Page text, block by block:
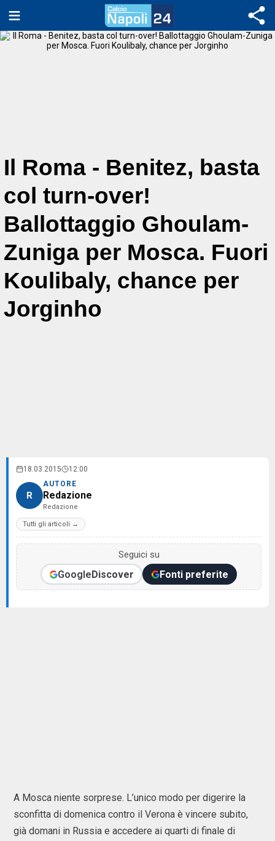
Il Roma - Benitez, basta
col turn-over!
Ballottaggio Ghoulam-
Zuniga per Mosca. Fuori
Koulibaly, chance per
Jorginho
18.03.2015 12:00
R
AUTORE
Redazione
Redazione
Tutti gli articoli →
Seguici su
GoogleDiscover Fonti preferite
A Mosca niente sorprese. L’unico modo per digerire la
sconfitta di domenica contro il Verona è vincere subito,
già domani in Russia e accedere ai quarti di finale di